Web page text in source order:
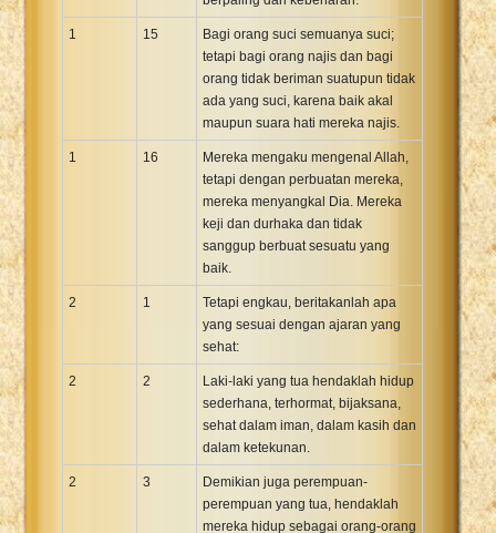
1 15
Bagi orang suci semuanya suci;
tetapi bagi orang najis dan bagi
orang tidak beriman suatupun tidak
ada yang suci, karena baik akal
maupun suara hati mereka najis.
1 16
Mereka mengaku mengenal Allah,
tetapi dengan perbuatan mereka,
mereka menyangkal Dia. Mereka
keji dan durhaka dan tidak
sanggup berbuat sesuatu yang
baik.
2 1
Tetapi engkau, beritakanlah apa
yang sesuai dengan ajaran yang
sehat:
2 2
Laki-laki yang tua hendaklah hidup
sederhana, terhormat, bijaksana,
sehat dalam iman, dalam kasih dan
dalam ketekunan.
2 3
Demikian juga perempuan-
perempuan yang tua, hendaklah
mereka hidup sebagai orang-orang